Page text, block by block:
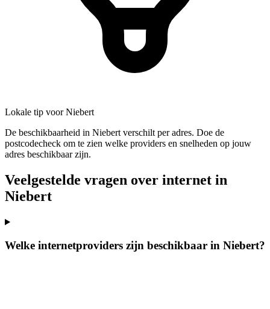
Lokale tip voor Niebert
De beschikbaarheid in Niebert verschilt per adres. Doe de
postcodecheck om te zien welke providers en snelheden op jouw
adres beschikbaar zijn.
Veelgestelde vragen over internet in
Niebert
Welke internetproviders zijn beschikbaar in Niebert?